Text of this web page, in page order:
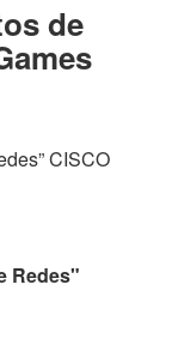
de
CISCO
Redes"